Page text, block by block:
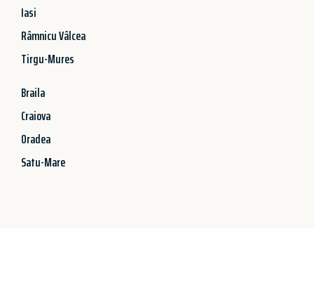
Iasi
Râmnicu Vâlcea
Tirgu-Mures
Braila
Craiova
Oradea
Satu-Mare